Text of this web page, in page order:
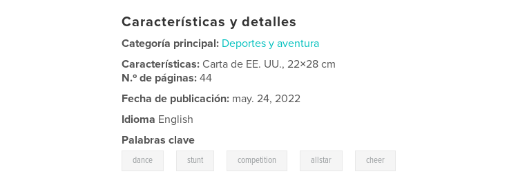
Características y detalles
Categoría principal: Deportes y aventura
Características:Carta de EE. UU., 22×28 cm
N.º de páginas:44
Fecha de publicación: may. 24, 2022
Idioma English
Palabras clave
dance stunt competition allstar cheer